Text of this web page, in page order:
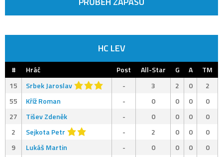
HC LEV
# Hráč Post All-Star G A
TM
15
Srbek Jaroslav - 3 2 0
2
55
Kříž Roman - 0 0 0
0
27
Tišev Zdeněk - 0 0 0
0
2
Sejkota Petr - 2 0 0
0
9
Lukáš Martin - 0 0 0
0